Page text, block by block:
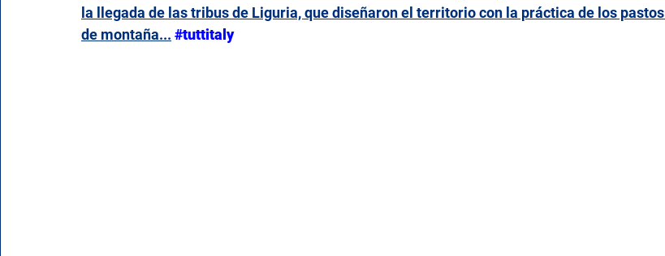
Valle de Aosta Véneto
la llegada de las tribus de Liguria, que diseñaron el territorio con la práctica de los pastos
de montaña... #tuttitaly